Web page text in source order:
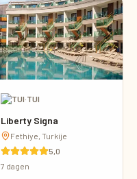
·TUI
Liberty Signa
Fethiye, Turkije
5,0
7 dagen